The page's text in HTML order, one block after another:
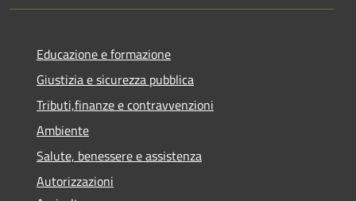
Educazione e formazione
Giustizia e sicurezza pubblica
Tributi,finanze e contravvenzioni
Ambiente
Salute, benessere e assistenza
Autorizzazioni